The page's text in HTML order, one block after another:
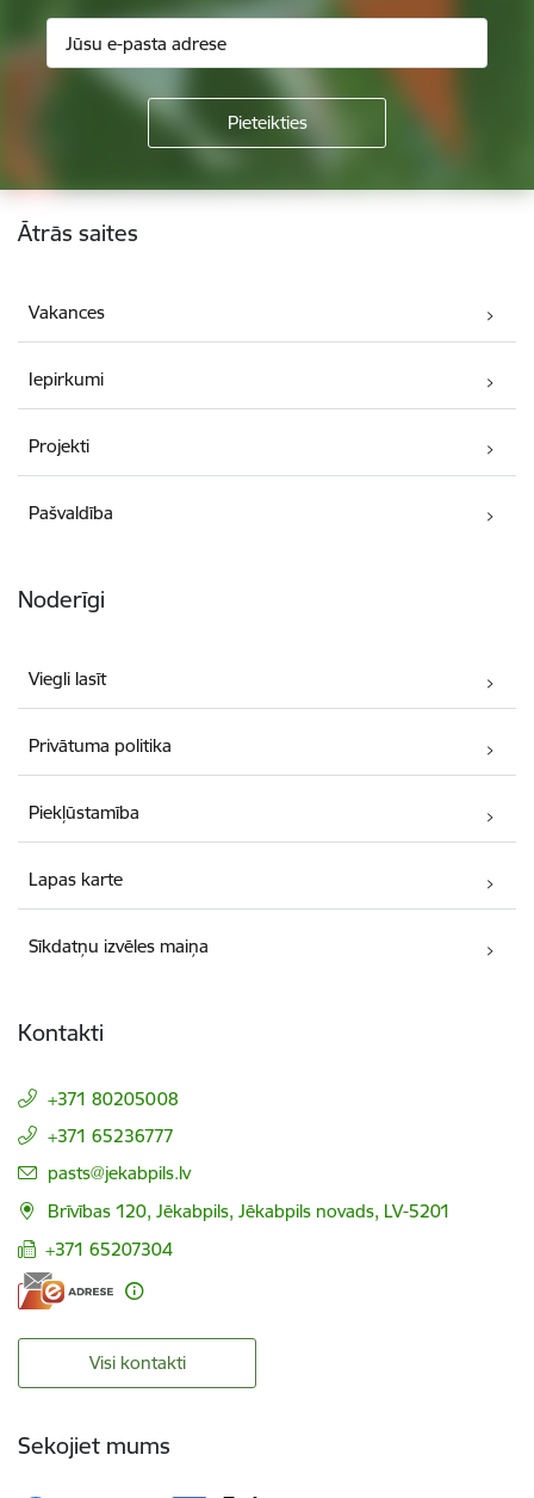
Kājene
Ātrās saites
Vakances
Iepirkumi
Projekti
Pašvaldība
Noderīgi
Viegli lasīt
Privātuma politika
Piekļūstamība
Lapas karte
Sīkdatņu izvēles maiņa
Kontakti
+371 80205008
+371 65236777
E-pasts:
pasts@jekabpils.lv
Brīvības 120, Jēkabpils, Jēkabpils novads, LV-5201
+371 65207304
Visi kontakti
Sekojiet mums